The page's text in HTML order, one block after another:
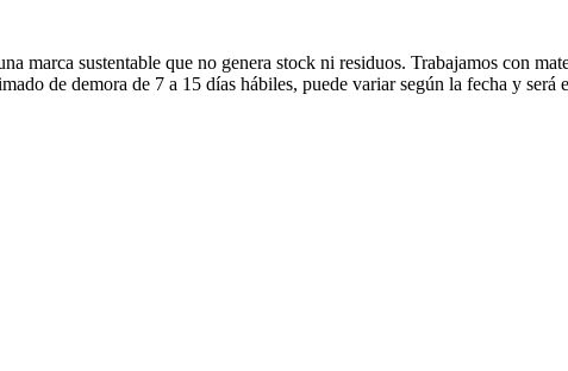
marca sustentable que no genera stock ni residuos. Trabajamos con
de demora de 7 a 15 días hábiles, puede variar según la fecha y será